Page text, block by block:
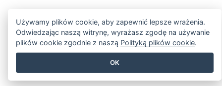
Używamy plików cookie, aby zapewnić lepsze wrażenia.
Odwiedzając naszą witrynę, wyrażasz zgodę na używanie
plików cookie zgodnie z naszą Polityką plików cookie.
OK